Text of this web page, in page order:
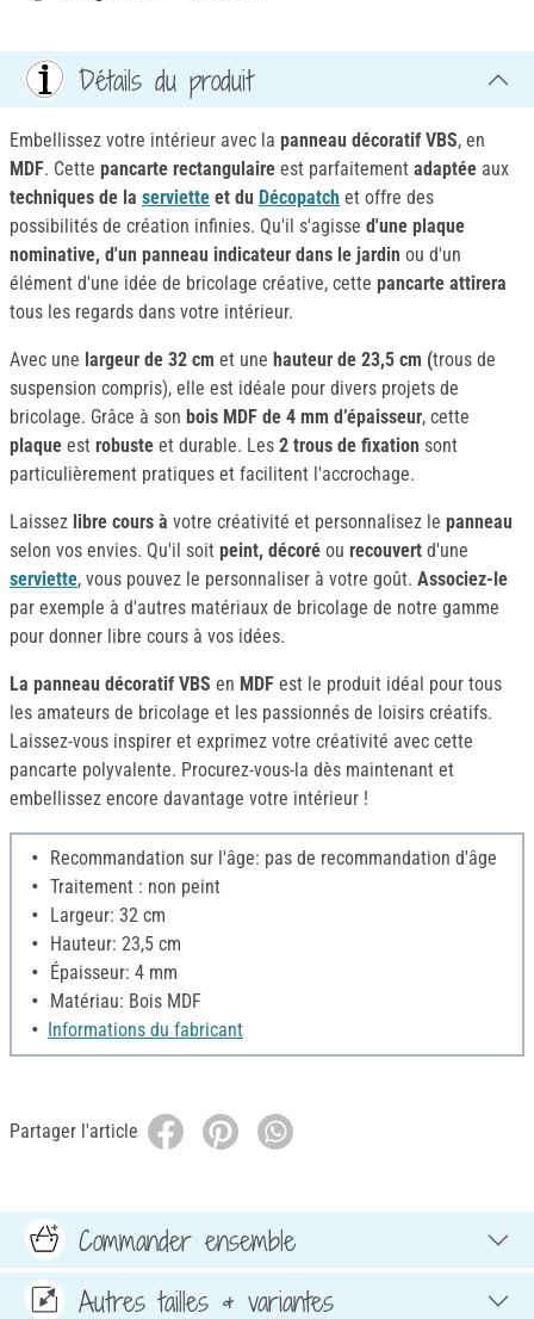
Détails du produit
Embellissez votre intérieur avec la panneau décoratif VBS, en
MDF. Cette pancarte rectangulaire est parfaitement adaptée aux
techniques de la serviette et du Décopatch et offre des
possibilités de création infinies. Qu'il s'agisse d'une plaque
nominative, d'un panneau indicateur dans le jardin ou d'un
élément d'une idée de bricolage créative, cette pancarte attirera
tous les regards dans votre intérieur.
Avec une largeur de 32 cm et une hauteur de 23,5 cm (trous de
suspension compris), elle est idéale pour divers projets de
bricolage. Grâce à son bois MDF de 4 mm d’épaisseur, cette
plaque est robuste et durable. Les 2 trous de fixation sont
particulièrement pratiques et facilitent l'accrochage.
Laissez libre cours à votre créativité et personnalisez le panneau
selon vos envies. Qu'il soit peint, décoré ou recouvert d'une
serviette, vous pouvez le personnaliser à votre goût. Associez-le
par exemple à d'autres matériaux de bricolage de notre gamme
pour donner libre cours à vos idées.
La panneau décoratif VBS en MDF est le produit idéal pour tous
les amateurs de bricolage et les passionnés de loisirs créatifs.
Laissez-vous inspirer et exprimez votre créativité avec cette
pancarte polyvalente. Procurez-vous-la dès maintenant et
embellissez encore davantage votre intérieur !
Recommandation sur l'âge: pas de recommandation d'âge
Traitement : non peint
Largeur: 32 cm
Hauteur: 23,5 cm
Épaisseur: 4 mm
Matériau: Bois MDF
Informations du fabricant
Partager l'article
Commander ensemble
Autres tailles & variantes